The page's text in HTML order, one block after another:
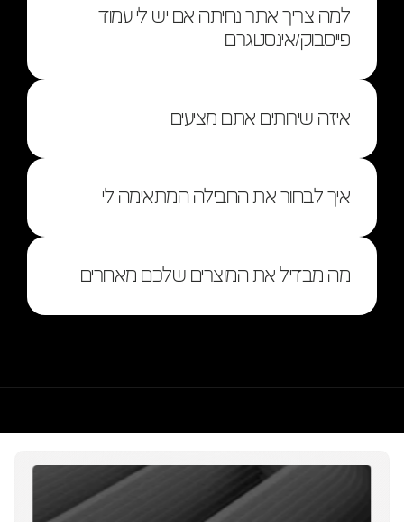
פייסבוק/אינסטגרם
איזה שירותים אתם מציעים
איך לבחור את החבילה המתאימה לי
מה מבדיל את המוצרים שלכם מאחרים